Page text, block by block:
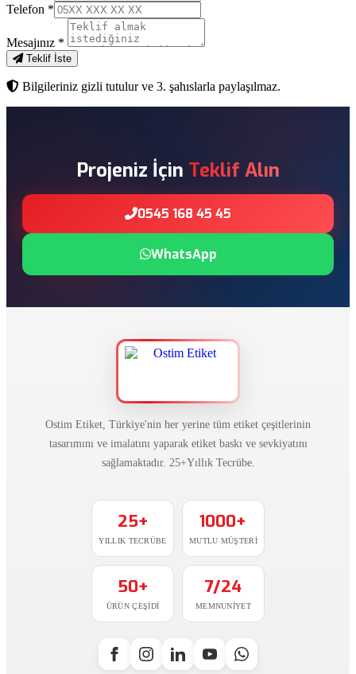
Telefon *
Mesajınız *
Teklif İste
Bilgileriniz gizli tutulur ve 3. şahıslarla paylaşılmaz.
Projeniz İçin Teklif Alın
0545 168 45 45
WhatsApp
Ostim Etiket, Türkiye'nin her yerine tüm etiket çeşitlerinin
tasarımını ve imalatını yaparak etiket baskı ve sevkiyatını
sağlamaktadır. 25+Yıllık Tecrübe.
25+
YILLIK TECRÜBE
1000+
MUTLU MÜŞTERI
50+
ÜRÜN ÇEŞIDI
7/24
MEMNUNIYET